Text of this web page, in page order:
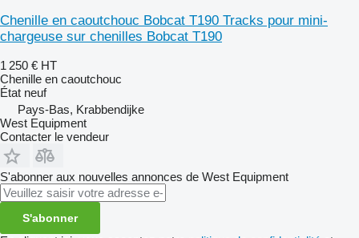
Chenille en caoutchouc Bobcat T190 Tracks pour mini-
chargeuse sur chenilles Bobcat T190
1 250 € HT
Chenille en caoutchouc
État neuf
Pays-Bas, Krabbendijke
West Equipment
Contacter le vendeur
S'abonner aux nouvelles annonces de West Equipment
S'abonner